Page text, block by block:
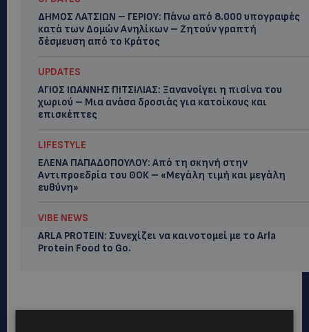
ΔΗΜΟΣ ΛΑΤΣΙΩΝ – ΓΕΡΙΟΥ: Πάνω από 8.000 υπογραφές
κατά των Δομών Ανηλίκων – Ζητούν γραπτή
δέσμευση από το Κράτος
UPDATES
ΑΓΙΟΣ ΙΩΑΝΝΗΣ ΠΙΤΣΙΛΙΑΣ: Ξανανοίγει η πισίνα του
χωριού – Μια ανάσα δροσιάς για κατοίκους και
επισκέπτες
LIFESTYLE
ΕΛΕΝΑ ΠΑΠΑΔΟΠΟΥΛΟΥ: Από τη σκηνή στην
Αντιπροεδρία του ΘΟΚ – «Μεγάλη τιμή και μεγάλη
ευθύνη»
VIBE NEWS
ARLA PROTEIN: Συνεχίζει να καινοτομεί με το Arla
Protein Food to Go.